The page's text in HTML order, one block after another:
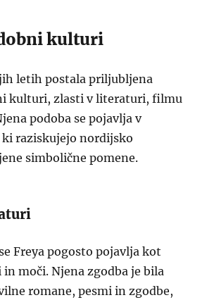
kulturi
letih postala priljubljena
kulturi, zlasti v literaturi, filmu
podoba se pojavlja v
raziskujejo nordijsko
simbolične pomene.
Freya pogosto pojavlja kot
moči. Njena zgodba je bila
romane, pesmi in zgodbe,